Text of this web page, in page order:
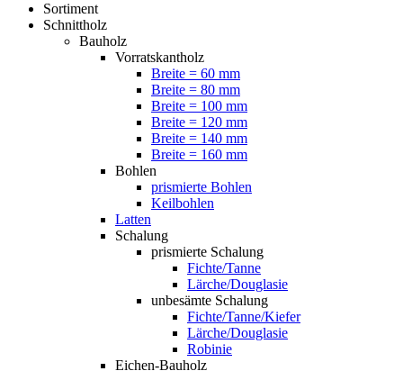
Sortiment
Schnittholz
Bauholz
Vorratskantholz
Breite = 60 mm
Breite = 80 mm
Breite = 100 mm
Breite = 120 mm
Breite = 140 mm
Breite = 160 mm
Bohlen
prismierte Bohlen
Keilbohlen
Latten
Schalung
prismierte Schalung
Fichte/Tanne
Lärche/Douglasie
unbesämte Schalung
Fichte/Tanne/Kiefer
Lärche/Douglasie
Robinie
Eichen-Bauholz